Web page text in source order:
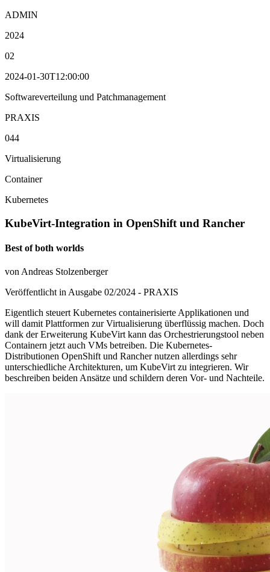
ADMIN
2024
02
2024-01-30T12:00:00
Softwareverteilung und Patchmanagement
PRAXIS
044
Virtualisierung
Container
Kubernetes
KubeVirt-Integration in OpenShift und Rancher
Best of both worlds
von Andreas Stolzenberger
Veröffentlicht in Ausgabe 02/2024 - PRAXIS
Eigentlich steuert Kubernetes containerisierte Applikationen und
will damit Plattformen zur Virtualisierung überflüssig machen. Doch
dank der Erweiterung KubeVirt kann das Orchestrierungstool neben
Containern jetzt auch VMs betreiben. Die Kubernetes-
Distributionen OpenShift und Rancher nutzen allerdings sehr
unterschiedliche Architekturen, um KubeVirt zu integrieren. Wir
beschreiben beiden Ansätze und schildern deren Vor- und Nachteile.